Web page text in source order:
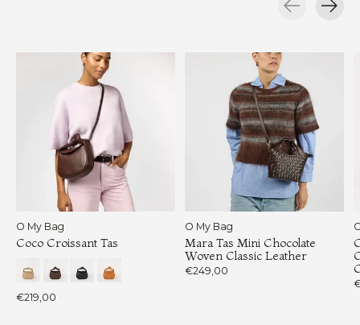
O My Bag
Coco Croissant Tas
€219,00
O My Bag
Mara Tas Mini Chocolate
Woven Classic Leather
€249,00